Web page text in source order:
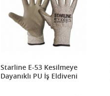
Starline E-53 Kesilmeye
Dayanıklı PU İş Eldiveni